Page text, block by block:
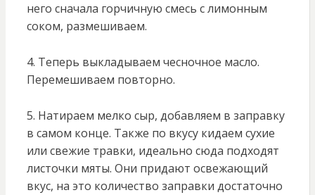
него сначала горчичную смесь с лимонным
соком, размешиваем.
4. Теперь выкладываем чесночное масло.
Перемешиваем повторно.
5. Натираем мелко сыр, добавляем в заправку
в самом конце. Также по вкусу кидаем сухие
или свежие травки, идеально сюда подходят
листочки мяты. Они придают освежающий
вкус, на это количество заправки достаточно